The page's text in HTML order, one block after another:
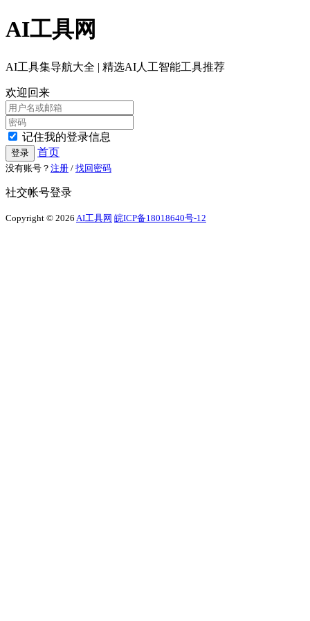
AI工具网
AI工具集导航大全 | 精选AI人工智能工具推荐
欢迎回来
记住我的登录信息
登录 首页
没有账号？ 注册 / 找回密码
社交帐号登录
Copyright © 2026 AI工具网 皖ICP备18018640号-12